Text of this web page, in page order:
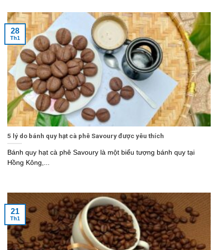
5 lý do bánh quy hạt cà phê Savoury được yêu thích
Bánh quy hạt cà phê Savoury là một biểu tượng bánh quy tại
Hồng Kông,...
28
Th1
21
Th1